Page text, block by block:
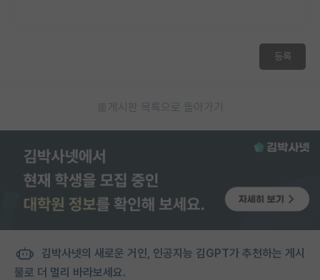
등록
게시판 목록으로 돌아가기
김박사넷의 새로운 거인, 인공지능 김GPT가 추천하는 게시
물로 더 멀리 바라보세요.